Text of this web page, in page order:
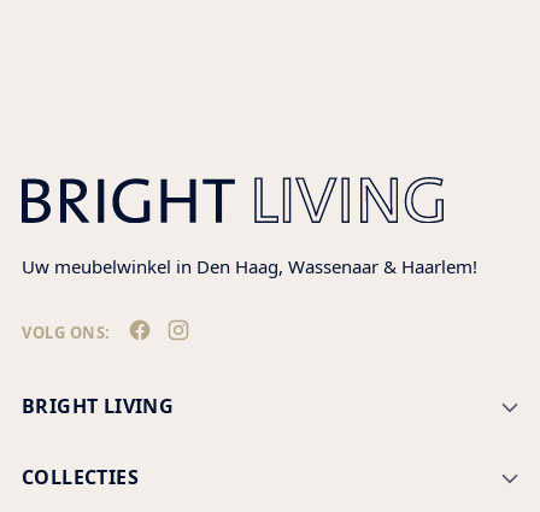
Uw meubelwinkel in Den Haag, Wassenaar & Haarlem!
VOLG ONS:
BRIGHT LIVING
COLLECTIES